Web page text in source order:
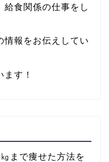
給食関係の仕事をし
情報をお伝えしてい
す！
まで痩せた方法を